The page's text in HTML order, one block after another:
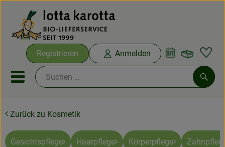
Registrieren Anmelden
Mobiles Menu öffnen oder
Ökokisten
Bio-Kochboxen
Zurück zu Kosmetik
Gesichtspflege Haarpflege Körperpflege